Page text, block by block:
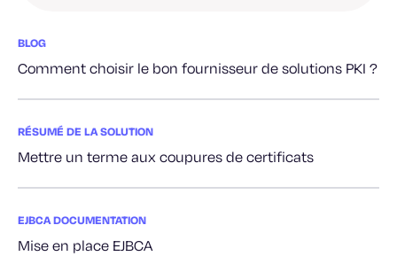
BLOG
Comment choisir le bon fournisseur de solutions PKI ?
RÉSUMÉ DE LA SOLUTION
Mettre un terme aux coupures de certificats
EJBCA DOCUMENTATION
Mise en place EJBCA